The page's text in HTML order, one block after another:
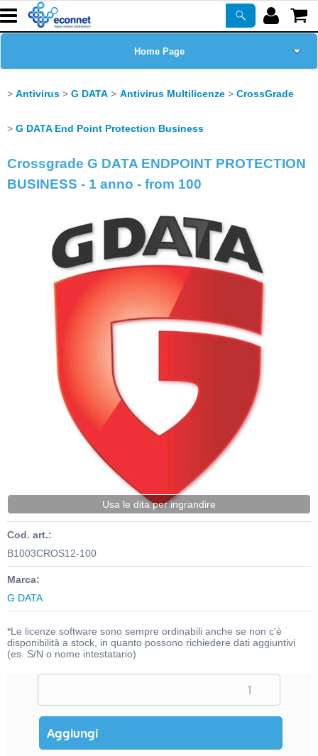
Home Page
Prodotti
Corsi
Certificazioni
PROMO ATTIVE
Antivirus G DATA Antivirus Multilicenze CrossGrade
G DATA End Point Protection Business
Crossgrade G DATA ENDPOINT PROTECTION
BUSINESS - 1 anno - from 100
Usa le dita per ingrandire
Cod. art.:
B1003CROS12-100
Marca:
G DATA
*Le licenze software sono sempre ordinabili anche se non c'è
disponibilità a stock, in quanto possono richiedere dati aggiuntivi
(es. S/N o nome intestatario)